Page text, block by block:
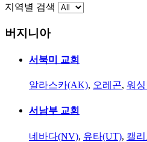
지역별 검색
버지니아
서북미 교회
알라스카(AK), 오레곤, 워
서남부 교회
네바다(NV), 유타(UT), 캘